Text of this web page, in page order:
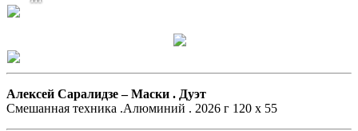
Алексей Саралидзе –Маски . Дуэт
Смешанная техника .Алюминий . 2026 г 120 х 55